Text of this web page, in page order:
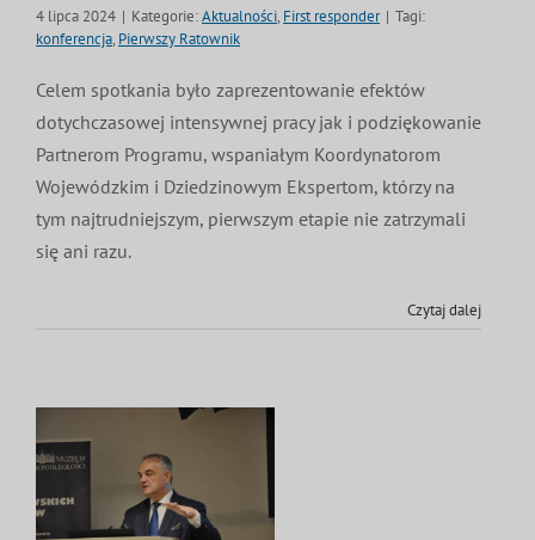
4 lipca 2024 | Kategorie:Aktualności, First responder | Tagi:
konferencja, Pierwszy Ratownik
Celem spotkania było zaprezentowanie efektów
dotychczasowej intensywnej pracy jak i podziękowanie
Partnerom Programu, wspaniałym Koordynatorom
Wojewódzkim i Dziedzinowym Ekspertom, którzy na
tym najtrudniejszym, pierwszym etapie nie zatrzymali
się ani razu.
Czytaj dalej